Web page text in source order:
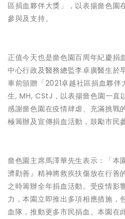
區捐血夥伴大獎」，以表揚嗇色園
參與及支持。
正值今天也是嗇色園百周年紀慶捐
中心行政及醫務總監李卓廣醫生於
車前頒贈「2021卓越社區捐血夥
生, MH, CStJ，以表揚嗇色園一直
感謝嗇色園在疫情肆虐、充滿挑戰
極籌辦及宣傳捐血活動，鼓勵市民
嗇色園主席馬澤華先生表示：「本
濟勸善』精神將救疾扶傷放在行善
之時籌辦全年捐血活動。受疫情影
力，本園立即推出多項相應措施，
血隊，推動更多市民捐血。本園在